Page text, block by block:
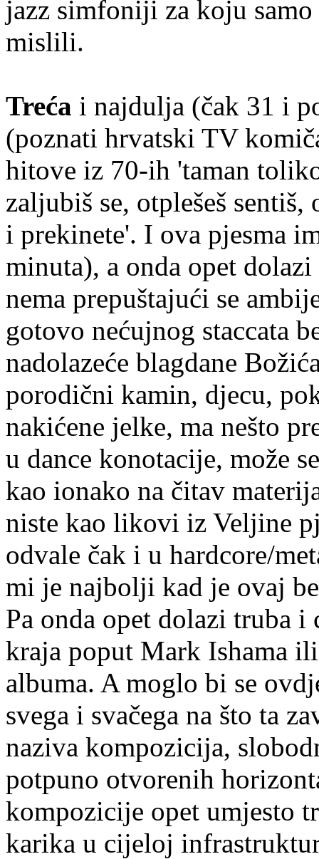
jazz simfoniji za koju
mislili.
Treća i najdulja (čak 31 i
(poznati hrvatski TV
hitove iz 70-ih 'taman
zaljubiš se, otplešeš sentiš,
i prekinete'. I ova pjesma
minuta), a onda opet
nema prepuštajući se
gotovo nećujnog staccata
nadolazeće blagdane
porodični kamin, djecu,
nakićene jelke, ma nešto
u dance konotacije, može
kao ionako na čitav
niste kao likovi iz Veljine
odvale čak i u hardcore/
mi je najbolji kad je ovaj
Pa onda opet dolazi truba
kraja poput Mark Ishama
albuma. A moglo bi se
svega i svačega na što ta
naziva kompozicija,
potpuno otvorenih
kompozicije opet umjesto
karika u cijeloj